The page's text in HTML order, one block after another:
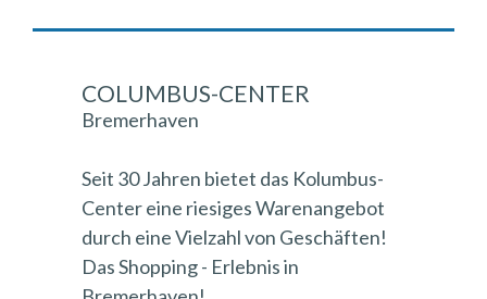
COLUMBUS-CENTER
Bremerhaven
Seit 30 Jahren bietet das Kolumbus-
Center eine riesiges Warenangebot
durch eine Vielzahl von Geschäften!
Das Shopping - Erlebnis in